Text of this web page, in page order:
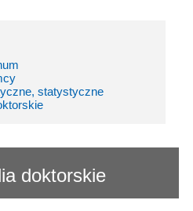
statystyczne
doktorskie